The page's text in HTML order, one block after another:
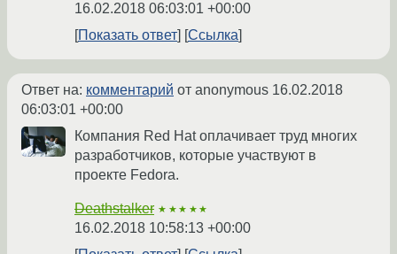
16.02.2018 06:03:01 +00:00
Показать ответ
Ссылка
Ответ на: комментарий от anonymous 16.02.2018
06:03:01 +00:00
Компания Red Hat оплачивает труд многих
разработчиков, которые участвуют в
проекте Fedora.
Deathstalker ★★★★★
16.02.2018 10:58:13 +00:00